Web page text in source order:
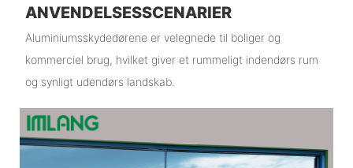
ANVENDELSESSCENARIER
Aluminiumsskydedørene er velegnede til boliger og
kommerciel brug, hvilket giver et rummeligt indendørs rum
og synligt udendørs landskab.